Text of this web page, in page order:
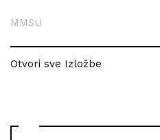
MMSU
Otvori sve Izložbe